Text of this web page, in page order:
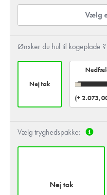
Vælg
Ønsker du hul til kogeplade ?
Nej tak
(+
Vælg tryghedspakke:
Nej tak